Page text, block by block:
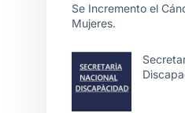
Se Incremento el
Mujeres.